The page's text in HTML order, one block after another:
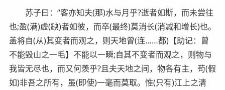
苏子曰：“客亦知夫(那)水与月乎?逝者如斯，而未尝往
也;盈(满)虚(缺)者如彼，而卒(最终)莫消长(消减和增长)也。
盖将自(从)其变者而观之，则天地曾(连……都)【助记：曾
不能毁山之一毛】不能以一瞬;自其不变者而观之，则物与
我皆无尽也，而又何羡乎?且夫天地之间，物各有主，苟(假
如)非吾之所有，虽(即使)一毫而莫取。惟(只有)江上之清